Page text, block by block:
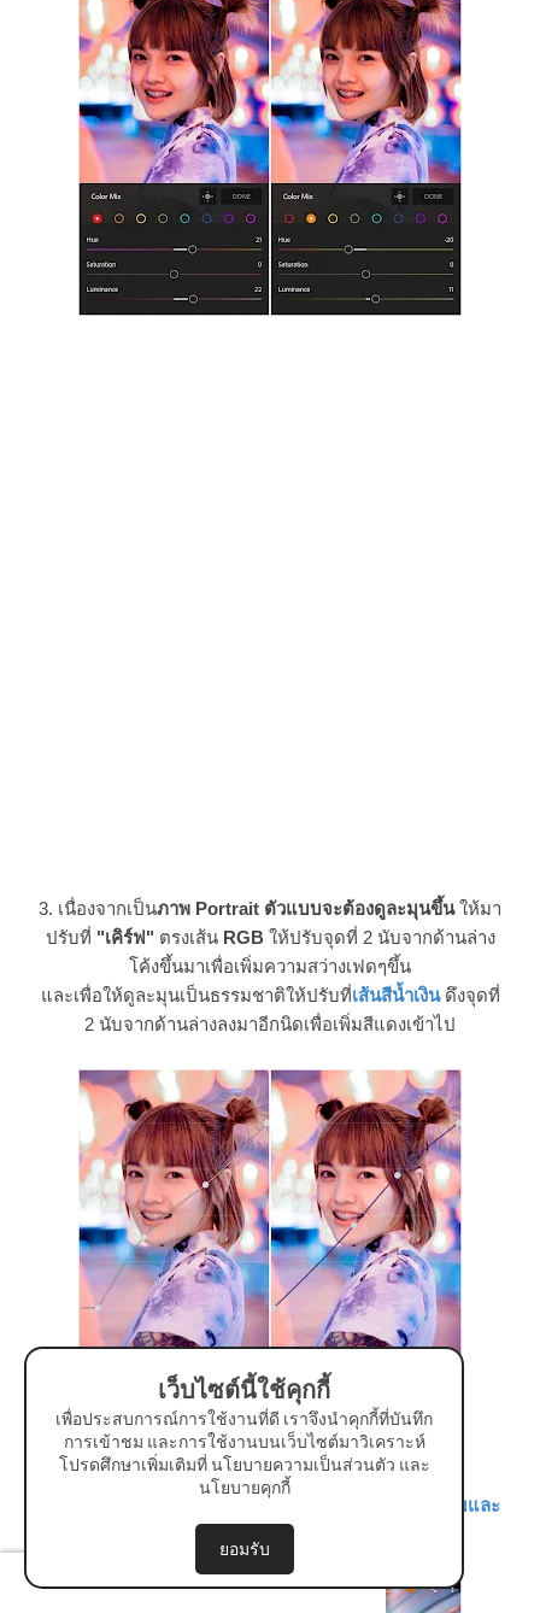
3. เนื่องจากเป็นภาพ Portrait ตัวแบบจะต้องดูละมุนขึ้นให้มา
ปรับที่ "เคิร์ฟ" ตรงเส้นRGB ให้ปรับจุดที่ 2 นับจากด้านล่าง
โค้งขึ้นมาเพื่อเพิ่มความสว่างเฟดๆขึ้น
และเพื่อให้ดูละมุนเป็นธรรมชาติให้ปรับที่เส้นสีน้ำเงินดึงจุดที่
2 นับจากด้านล่างลงมาอีกนิดเพื่อเพิ่มสีแดงเข้าไป
ซึ่งภาพใครอยากปรับเพิ่มสีไหนก็
ให้ดูตามความเหมาะสมและ
ความชอบในโทนของตัวเอง
เว็บไซต์นี้ใช้คุกกี้
เพื่อประสบการณ์การใช้งานที่ดี เราจึงนำคุกกี้ที่บันทึก
การเข้าชม และการใช้งานบนเว็บไซต์มาวิเคราะห์
โปรดศึกษาเพิ่มเติมที่นโยบายความเป็นส่วนตัว และ
นโยบายคุกกี้
ยอมรับ